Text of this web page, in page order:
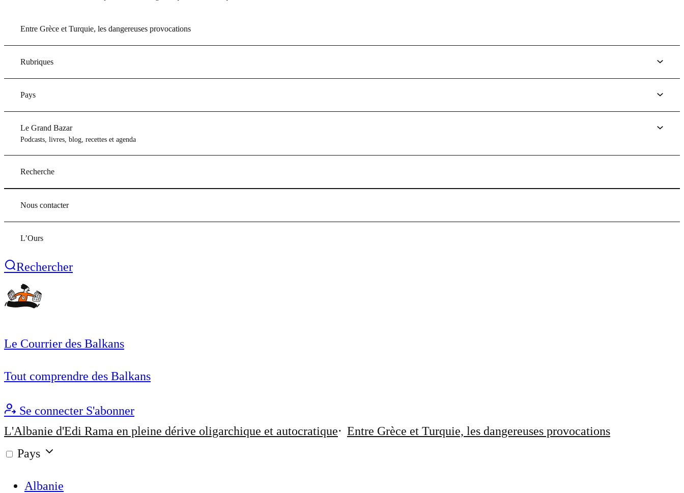
Entre Grèce et Turquie, les dangereuses provocations
Rubriques
Pays
Le Grand Bazar
Podcasts, livres, blog, recettes et agenda
Recherche
Nous contacter
L’Ours
Rechercher
Le Courrier des Balkans
Tout comprendre des Balkans
Se connecter S'abonner
L'Albanie d'Edi Rama en pleine dérive oligarchique et autocratique
Entre Grèce et Turquie, les dangereuses provocations
Pays
Albanie